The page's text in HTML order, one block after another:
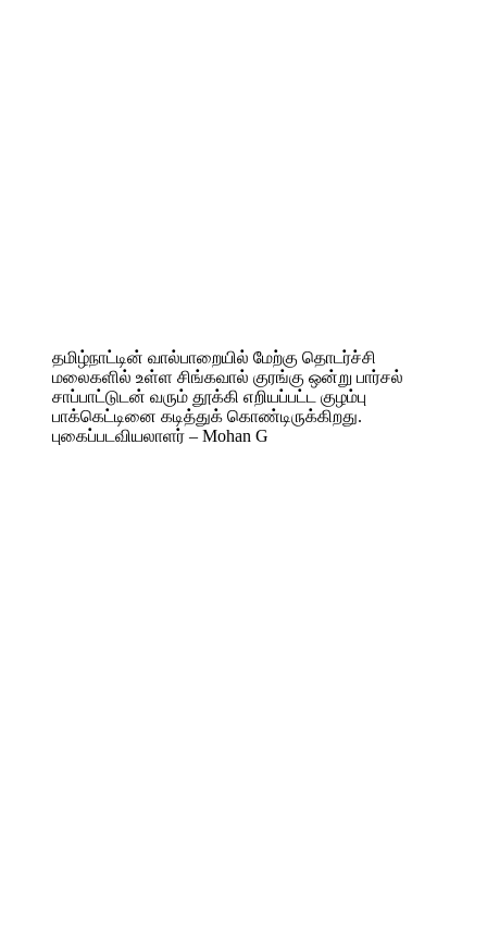
தமிழ்நாட்டின் வால்பாறையில் மேற்கு தொடர்ச்சி
மலைகளில் உள்ள சிங்கவால் குரங்கு ஒன்று பார்சல்
சாப்பாட்டுடன் வரும் தூக்கி எறியப்பட்ட குழம்பு
பாக்கெட்டினை கடித்துக் கொண்டிருக்கிறது.
புகைப்படவியலாளர் – Mohan G